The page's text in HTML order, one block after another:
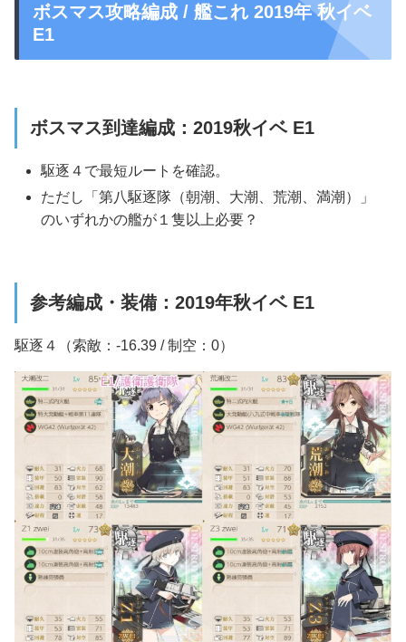
ボスマス攻略編成 / 艦これ 2019年 秋イベ
E1
ボスマス到達編成：2019秋イベ E1
駆逐４ で最短ルートを確認。
ただし
「第八駆逐隊（朝潮、大潮、荒潮、満潮）」
のいずれかの艦が１隻以上必要？
参考編成・装備：2019年秋イベ E1
駆逐４（索敵：-16.39 / 制空：0）